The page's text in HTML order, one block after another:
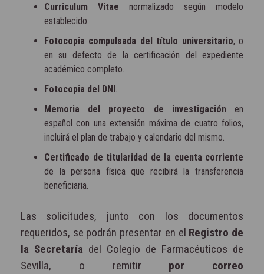
Curriculum Vitae normalizado según modelo
establecido.
Fotocopia compulsada del título universitario, o
en su defecto de la certificación del expediente
académico completo.
Fotocopia del DNI
Memoria del proyecto de investigación en
español con una extensión máxima de cuatro folios,
incluirá el plan de trabajo y calendario del mismo.
Certificado de titularidad de la cuenta corriente
de la persona física que recibirá la transferencia
beneficiaria.
Las solicitudes, junto con los documentos
requeridos, se podrán presentar en el Registro de
la Secretaría del Colegio de Farmacéuticos de
Sevilla, o remitir por correo